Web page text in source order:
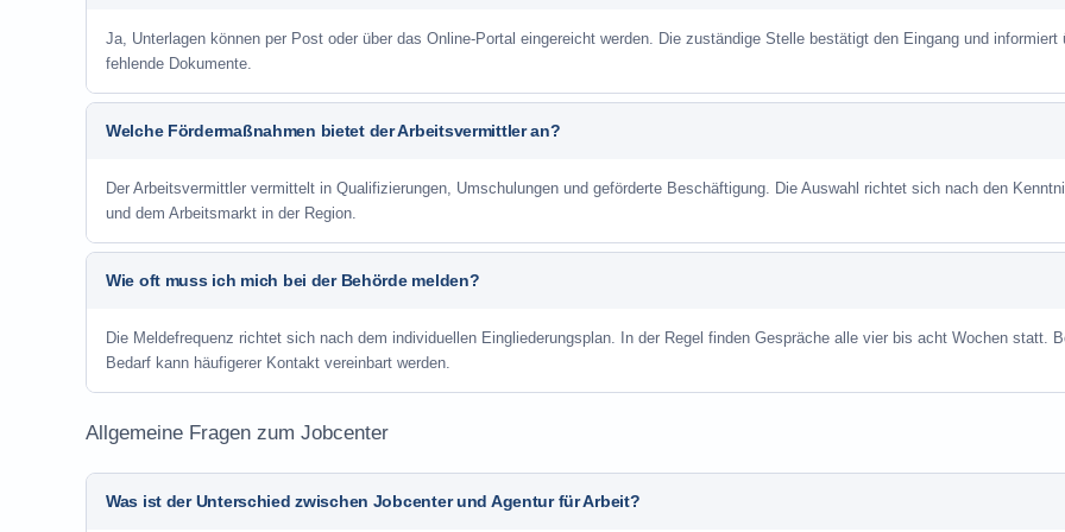
Ja, Unterlagen können per Post oder über das Online-Portal eingereicht werden. Die zuständige Stelle bestätigt den Eingang und informiert
fehlende Dokumente.
Welche Fördermaßnahmen bietet der Arbeitsvermittler an?
Der Arbeitsvermittler vermittelt in Qualifizierungen, Umschulungen und geförderte Beschäftigung. Die Auswahl richtet sich nach den
und dem Arbeitsmarkt in der Region.
Wie oft muss ich mich bei der Behörde melden?
Die Meldefrequenz richtet sich nach dem individuellen Eingliederungsplan. In der Regel finden Gespräche alle vier bis acht Wochen statt.
Bedarf kann häufigerer Kontakt vereinbart werden.
Allgemeine Fragen zum Jobcenter
Was ist der Unterschied zwischen Jobcenter und Agentur für Arbeit?